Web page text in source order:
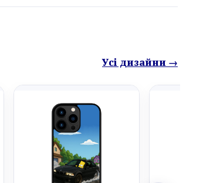
Усі дизайни →